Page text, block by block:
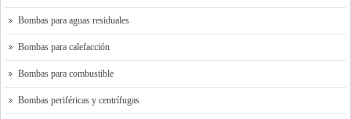
Bombas para aguas residuales
Bombas para calefacción
Bombas para combustible
Bombas periféricas y centrífugas